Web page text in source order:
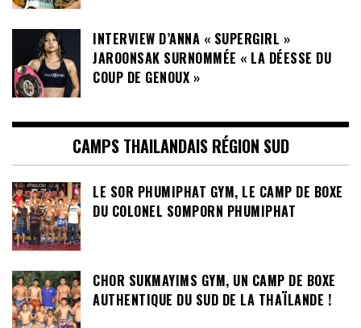
INTERVIEW D’ANNA « SUPERGIRL »
JAROONSAK SURNOMMÉE « LA DÉESSE DU
COUP DE GENOUX »
CAMPS THAILANDAIS RÉGION SUD
LE SOR PHUMIPHAT GYM, LE CAMP DE BOXE
DU COLONEL SOMPORN PHUMIPHAT
CHOR SUKMAYIMS GYM, UN CAMP DE BOXE
AUTHENTIQUE DU SUD DE LA THAÏLANDE !